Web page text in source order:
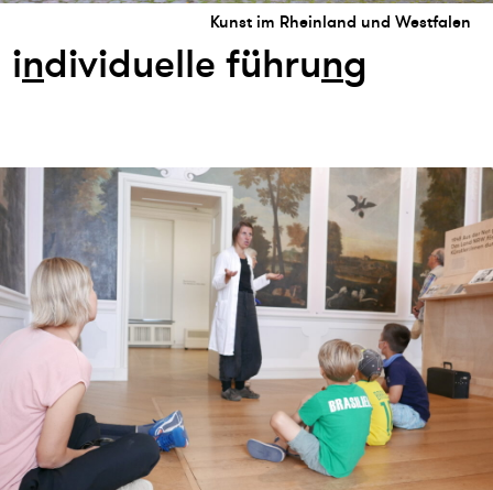
Kunst im Rheinland und Westfalen
individuelle führung